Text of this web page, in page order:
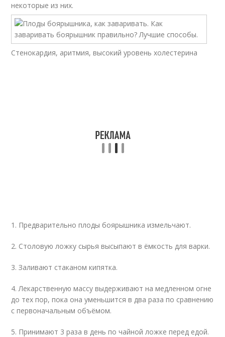
некоторые из них.
Стенокардия, аритмия, высокий уровень холестерина
1. Предварительно плоды боярышника измельчают.
2. Столовую ложку сырья высыпают в ёмкость для варки.
3. Заливают стаканом кипятка.
4. Лекарственную массу выдерживают на медленном огне
до тех пор, пока она уменьшится в два раза по сравнению
с первоначальным объёмом.
5. Принимают 3 раза в день по чайной ложке перед едой.